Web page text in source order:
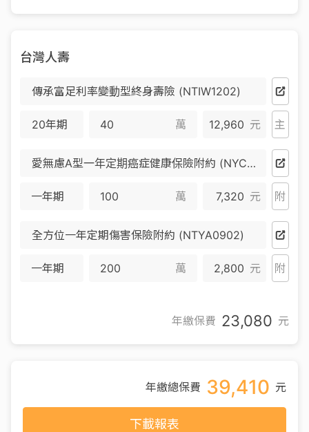
台灣人壽
傳承富足利率變動型終身壽險 (NTIW1202)
20年期 萬 12,960 元 主
愛無慮A型一年定期癌症健康保險附約 (NYCC0504) (停售)
一年期 萬 7,320 元 附
全方位一年定期傷害保險附約 (NTYA0902)
一年期 萬 2,800 元 附
年繳保費 23,080 元
年繳總保費 39,410 元
下載報表